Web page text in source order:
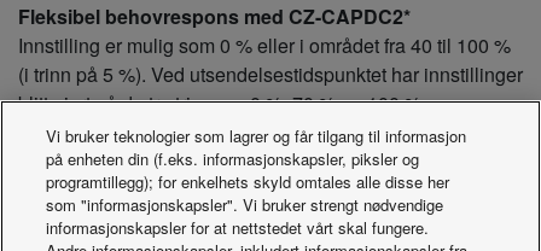
Fleksibel behovrespons med CZ-CAPDC2*
Innstilling er mulig som 0 % eller i området fra 40 til 100 %
(i trinn på 5 %). Ved utsendelsestidspunktet har innstillinger
blitt gjort på de tre trinnene 0 %, 70 % og 100 %.
15. Utendørsenhet
16. Rekkeklemme
17. Behovsstyreenhet
Vi bruker teknologier som lagrer og får tilgang til informasjon
på enheten din (f.eks. informasjonskapsler, piksler og
programtillegg); for enkelhets skyld omtales alle disse her
som "informasjonskapsler". Vi bruker strengt nødvendige
informasjonskapsler for at nettstedet vårt skal fungere.